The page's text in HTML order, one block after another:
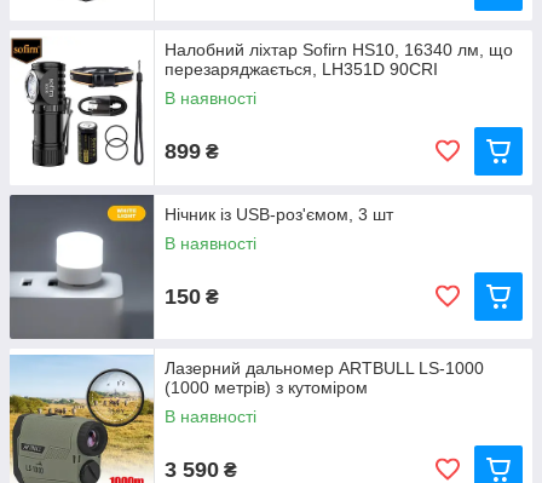
Налобний ліхтар Sofirn HS10, 16340 лм, що
перезаряджається, LH351D 90CRI
В наявності
899 ₴
Нічник із USB-роз'ємом, 3 шт
В наявності
150 ₴
Лазерний дальномер ARTBULL LS-1000
(1000 метрів) з кутоміром
В наявності
3 590 ₴